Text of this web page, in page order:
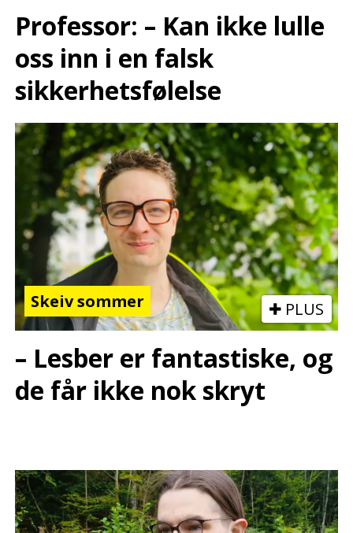
Professor: – Kan ikke lulle
oss inn i en falsk
sikkerhetsfølelse
Skeiv sommer PLUS
– Lesber er fantastiske, og
de får ikke nok skryt